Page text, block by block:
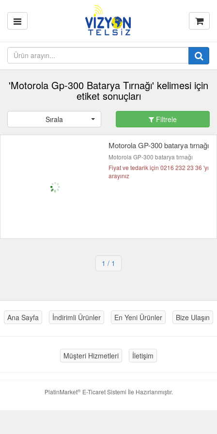
'Motorola Gp-300 Batarya Tırnağı' kelimesi için
etiket sonuçları
Sırala Filtrele
Motorola GP-300 batarya tırnağı
Motorola GP-300 batarya tırnağı
Fiyat ve tedarik için 0216 232 23 36 'yı
arayınız
1 / 1
Ana Sayfa İndirimli Ürünler En Yeni Ürünler Bize Ulaşın
Müşteri Hizmetleri İletişim
PlatinMarket®E-Ticaret Sistemi İle Hazırlanmıştır.